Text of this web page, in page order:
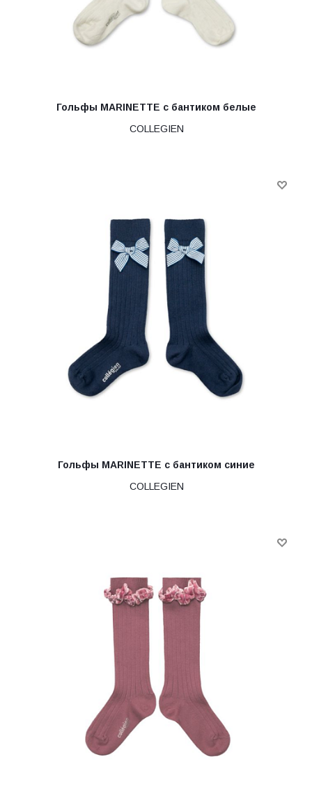
Гольфы MARINETTE с бантиком белые
COLLEGIEN
Гольфы MARINETTE с бантиком синие
COLLEGIEN